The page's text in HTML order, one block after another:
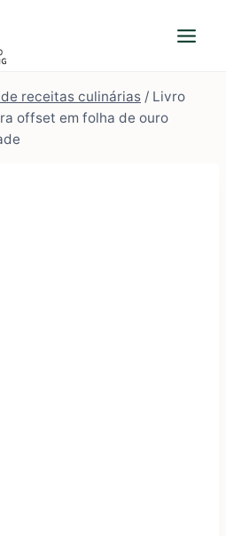
receitas culinárias / Livro
offset em folha de ouro